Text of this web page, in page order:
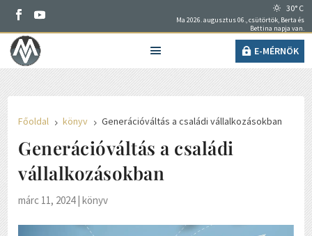
30° C
Ma 2026. augusztus 06., csütörtök, Berta és
Bettina napja van.
E-MÉRNÖK
Főoldal 5 könyv 5 Generációváltás a családi vállalkozásokban
Generációváltás a családi
vállalkozásokban
márc 11, 2024|könyv